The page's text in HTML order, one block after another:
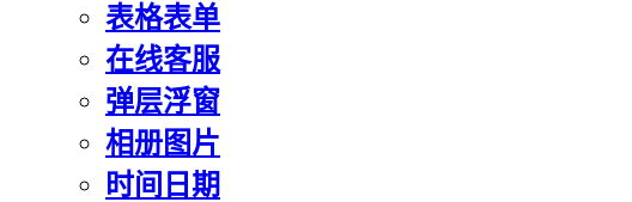
表格表单
在线客服
弹层浮窗
相册图片
时间日期